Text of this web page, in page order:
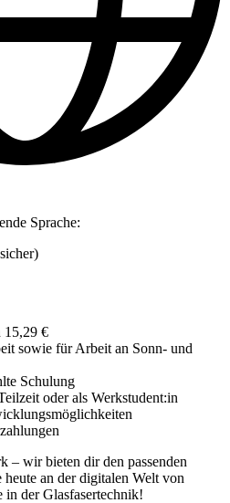
Sprache:
15,29 €
sowie für Arbeit an Sonn- und
Schulung
oder als Werkstudent:in
– wir bieten dir den passenden
an der digitalen Welt von
in der Glasfasertechnik!